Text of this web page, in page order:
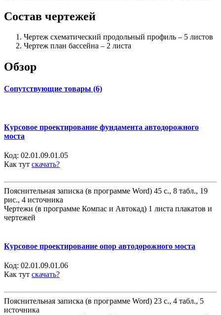
Состав чертежей
Чертеж схематический продольный профиль – 5 листов
Чертеж план бассейна – 2 листа
Обзор
Сопутствующие товары (6)
Курсовое проектирование фундамента автодорожного
моста
Код: 02.01.09.01.05
Как тут скачать?
Пояснительная записка (в программе Word) 45 с., 8 табл., 19
рис., 4 источника
Чертежи (в программе Компас и Автокад) 1 листа плакатов и
чертежей
Курсовое проектирование опор автодорожного моста
Код: 02.01.09.01.06
Как тут скачать?
Пояснительная записка (в программе Word) 23 с., 4 табл., 5
источника